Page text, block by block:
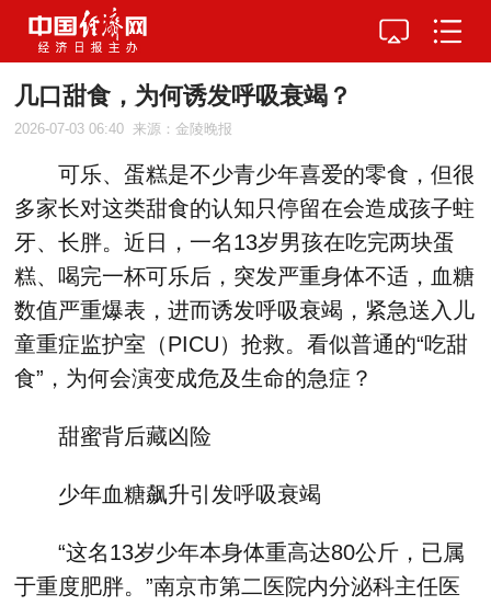
几口甜食，为何诱发呼吸衰竭？
2026-07-03 06:40 来源：金陵晚报
可乐、蛋糕是不少青少年喜爱的零食，但很
多家长对这类甜食的认知只停留在会造成孩子蛀
牙、长胖。近日，一名13岁男孩在吃完两块蛋
糕、喝完一杯可乐后，突发严重身体不适，血糖
数值严重爆表，进而诱发呼吸衰竭，紧急送入儿
童重症监护室（PICU）抢救。看似普通的“吃甜
食”，为何会演变成危及生命的急症？
甜蜜背后藏凶险
少年血糖飙升引发呼吸衰竭
“这名13岁少年本身体重高达80公斤，已属
于重度肥胖。”南京市第二医院内分泌科主任医